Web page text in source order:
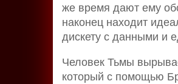
же время дают ему
наконец находит
дискету с данными и
Человек Тьмы
который с помощью